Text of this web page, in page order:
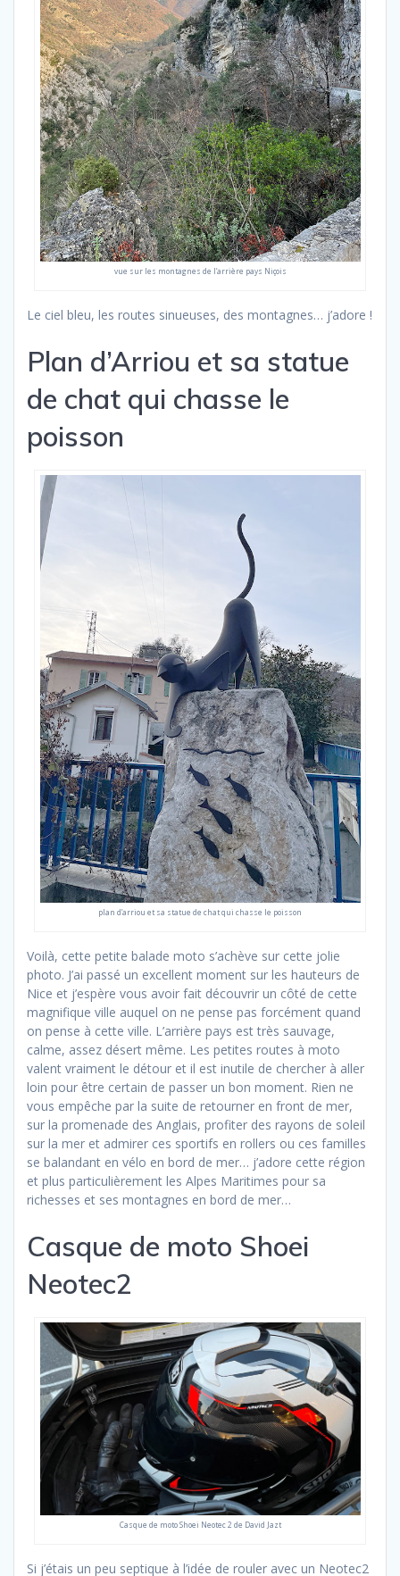
vue sur les montagnes de l’arrière pays Niçois
Le ciel bleu, les routes sinueuses, des montagnes… j’adore !
Plan d’Arriou et sa statue
de chat qui chasse le
poisson
plan d’arriou et sa statue de chat qui chasse le poisson
Voilà, cette petite balade moto s’achève sur cette jolie
photo. J’ai passé un excellent moment sur les hauteurs de
Nice et j’espère vous avoir fait découvrir un côté de cette
magnifique ville auquel on ne pense pas forcément quand
on pense à cette ville. L’arrière pays est très sauvage,
calme, assez désert même. Les petites routes à moto
valent vraiment le détour et il est inutile de chercher à aller
loin pour être certain de passer un bon moment. Rien ne
vous empêche par la suite de retourner en front de mer,
sur la promenade des Anglais, profiter des rayons de soleil
sur la mer et admirer ces sportifs en rollers ou ces familles
se balandant en vélo en bord de mer… j’adore cette région
et plus particulièrement les Alpes Maritimes pour sa
richesses et ses montagnes en bord de mer…
Casque de moto Shoei
Neotec2
Casque de moto Shoei Neotec 2 de David Jazt
Si j’étais un peu septique à l’idée de rouler avec un Neotec2